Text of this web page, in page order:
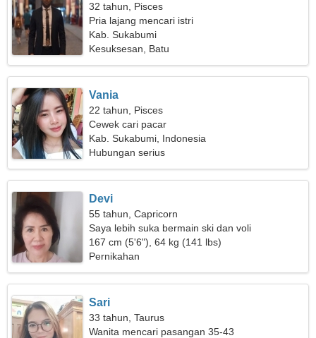
32 tahun, Pisces
Pria lajang mencari istri
Kab. Sukabumi
Kesuksesan, Batu
Vania
22 tahun, Pisces
Cewek cari pacar
Kab. Sukabumi, Indonesia
Hubungan serius
Devi
55 tahun, Capricorn
Saya lebih suka bermain ski dan voli
167 cm (5'6"), 64 kg (141 lbs)
Pernikahan
Sari
33 tahun, Taurus
Wanita mencari pasangan 35-43